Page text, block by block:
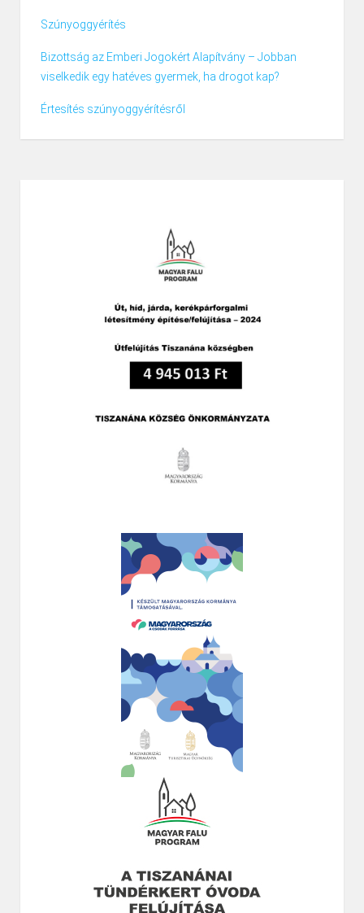
Szúnyoggyérítés
Bizottság az Emberi Jogokért Alapítvány – Jobban
viselkedik egy hatéves gyermek, ha drogot kap?
Értesítés szúnyoggyérítésről